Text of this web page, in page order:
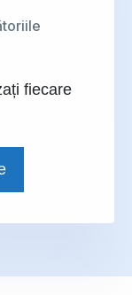
fiecare